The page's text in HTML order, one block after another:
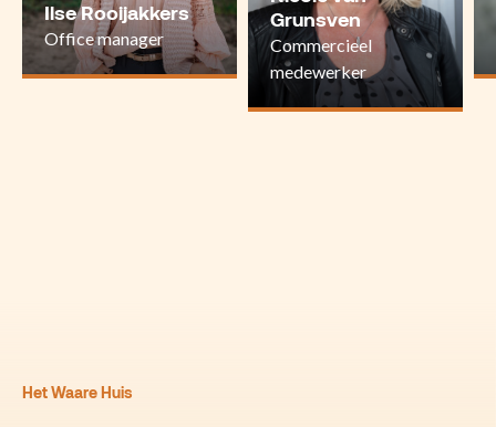
Ilse Rooijakkers
Office manager
Grunsven
Commercieel
medewerker
Het Waare Huis